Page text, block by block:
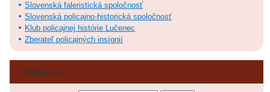
Slovenská faleristická spoločnosť
Slovenská policajno-historická spoločnosť
Klub policajnej histórie Lučenec
Zberateľ policajných insígnií
Vyhľadávanie